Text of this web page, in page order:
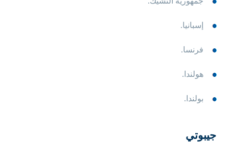
إسبانيا.
فرنسا.
هولندا.
بولندا.
جيبوتي